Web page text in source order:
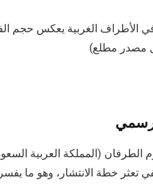
الأطراف الغربية يعكس حجم
مصدر مطلع)
الطرفان (المملكة العربية
تعثر خطة الانتشار، وهو ما